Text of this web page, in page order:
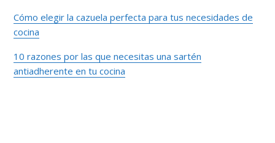
Cómo elegir la cazuela perfecta para tus necesidades de
cocina
10 razones por las que necesitas una sartén
antiadherente en tu cocina